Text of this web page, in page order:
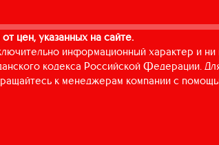
цен, указанных на сайте.
информационный характер и ни
кодекса Российской Федерации.
к менеджерам компании с